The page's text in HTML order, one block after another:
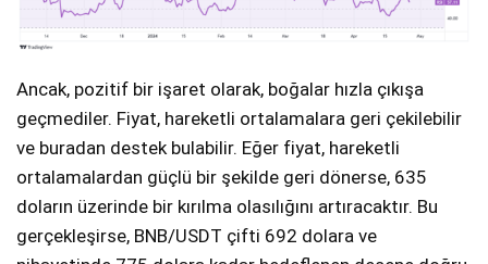
Ancak, pozitif bir işaret olarak, boğalar hızla çıkışa
geçmediler. Fiyat, hareketli ortalamalara geri çekilebilir
ve buradan destek bulabilir. Eğer fiyat, hareketli
ortalamalardan güçlü bir şekilde geri dönerse, 635
doların üzerinde bir kırılma olasılığını artıracaktır. Bu
gerçekleşirse, BNB/USDT çifti 692 dolara ve